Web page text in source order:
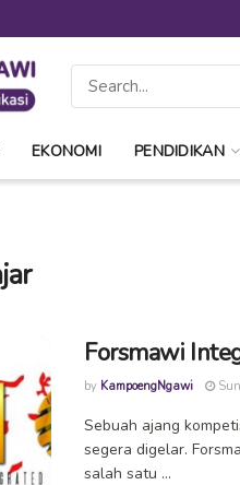
EKONOMI PENDIDIKAN
Forsmawi
by KampoengNgawi
Sebuah ajang
segera digelar.
salah satu ...